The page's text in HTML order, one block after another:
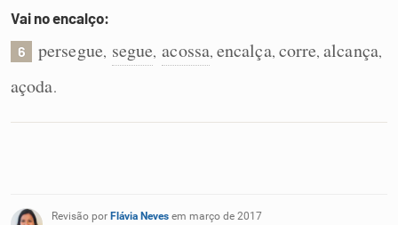
Vai no encalço:
6 persegue, segue, acossa, encalça, corre,alcança,
açoda.
Revisão por Flávia Neves em março de 2017